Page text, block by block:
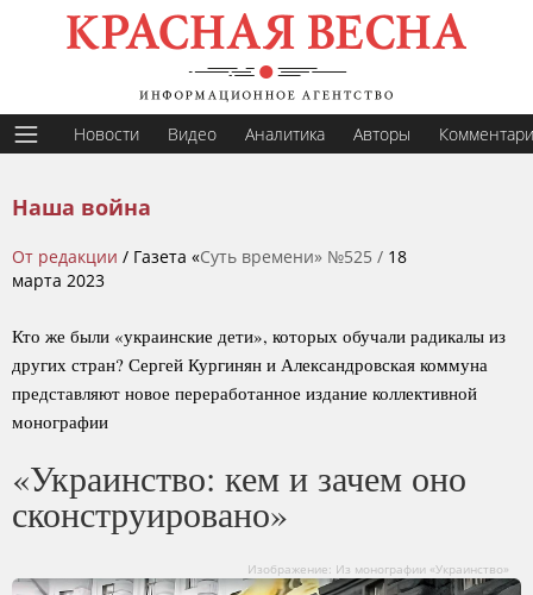
Новости Видео Аналитика Авторы
Наша война
От редакции / Газета «Суть времени» №525 / 18
марта 2023
Кто же были «украинские дети», которых обучали радикалы из
других стран? Сергей Кургинян и Александровская коммуна
представляют новое переработанное издание коллективной
монографии
«Украинство: кем и зачем оно
сконструировано»
Изображение: Из монографии «Украинство»